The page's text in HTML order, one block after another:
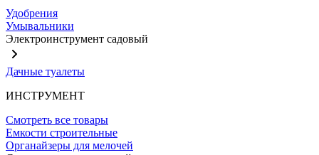
Удобрения
Умывальники
Электроинструмент садовый
Дачные туалеты
ИНСТРУМЕНТ
Смотреть все товары
Емкости строительные
Органайзеры для мелочей